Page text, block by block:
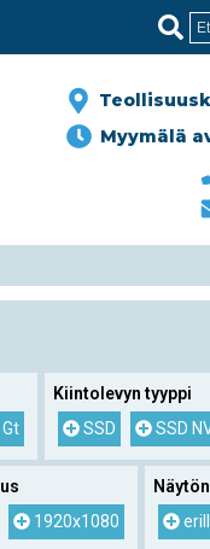
Myymälä
Kiintolevyn tyyppi
SSD
SSD
1920x1080